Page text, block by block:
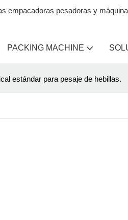
empacadoras pesadoras y
PACKING MACHINE
estándar para pesaje de hebillas.